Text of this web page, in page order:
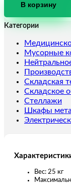
Лебедка
тросовая
МТМ
1600,
1,6
т,
L=12м
В корзину
Категории
Мусорные
Складская
Складское
Стеллажи
Шкафы
Вес: 25 кг